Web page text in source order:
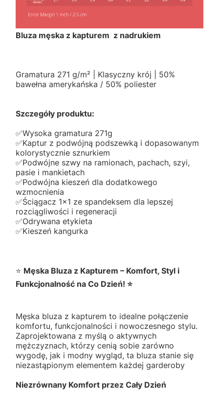
Bluza męska z kapturem z nadrukiem
Gramatura 271 g/m² | Klasyczny krój | 50%
bawełna amerykańska / 50% poliester
Szczegóły produktu:
✅️Wysoka gramatura 271g
✅️Kaptur z podwójną podszewką i dopasowanym
kolorystycznie sznurkiem
✅️Podwójne szwy na ramionach, pachach, szyi,
pasie i mankietach
✅️Podwójna kieszeń dla dodatkowego
wzmocnienia
✅️Ściągacz 1x1 ze spandeksem dla lepszej
rozciągliwości i regeneracji
✅️Odrywana etykieta
✅️Kieszeń kangurka
⭐ Męska Bluza z Kapturem – Komfort, Styl i
Funkcjonalność na Co Dzień! ⭐
Męska bluza z kapturem to idealne połączenie
komfortu, funkcjonalności i nowoczesnego stylu.
Zaprojektowana z myślą o aktywnych
mężczyznach, którzy cenią sobie zarówno
wygodę, jak i modny wygląd, ta bluza stanie się
niezastąpionym elementem każdej garderoby
Niezrównany Komfort przez Cały Dzień